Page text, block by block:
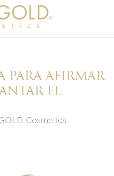
PARA AFIRMAR
EL
Cosmetics